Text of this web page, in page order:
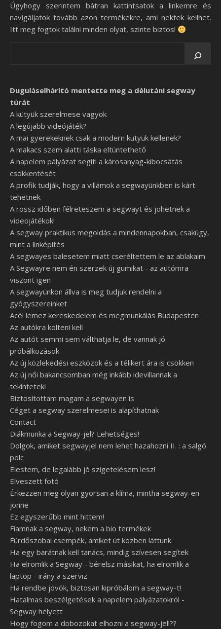
Úgyhogy szerintem bátran kattintsatok a linkemre és
navigáljatok tovább azon termékekre, ami nektek kellhet.
Itt meg fogtok találni minden olyat, szinte biztos!
Duguláselhárító mentette meg a délutáni segway
túrát
A kütyük szerelmese vagyok
A legújabb videójáték?
A mai gyerekeknek csak a modern kütyük kellenek?
A makacs szem alatti táska eltüntethető
A napelem pályázat segíti a károsanyag-kibocsátás
csökkentését
A profik tudják, hogy a villámok a segwayünkben is kárt
tehetnek
A rossz időben félreteszem a segwayt és jöhetnek a
videojátékok!
A segway praktikus megoldás a mindennapokban, csakúgy,
mint a linképítés
A segwayes balesetem miatt cseréltettem le az ablakaim
A Segwayre nem én szerzek új gumikat - az autómra
viszont igen
A segwayünkön állva is meg tudjuk rendelni a
gyógyszereinket
Acél lemez kereskedelem és megmunkálás Budapesten
Az autókra költeni kell
Az autót semmi sem válthatja le, de vannak jó
próbálkozások
Az új közlekedési eszközök és a télikert ára is csökken
Az új női bakancsomban még inkább idevillannak a
tekintetek!
Biztosítottam magam a segwayen is
Céget a segway szerelmesei is alapíthatnak
Contact
Diákmunka a Segway-jel? Lehetséges!
Dolgok, amiket segwayjel nem lehet hazahozni II. : a salgó
polc
Elestem, de legalább jó szigetelésem lesz!
Elveszett fotó
Érkezzen meg olyan gyorsan a klíma, mintha segway-en
jönne
Ez egyszerűbb mint hittem!
Fiamnak a segway, nekem a bio termékek
Fürdőszobai csempék, amiket út közben láttunk
Ha egy barátnak kell tanács, mindig szívesen segítek
Ha elromlik a Segway - bérelsz másikat, ha elromlik a
laptop - irány a szerviz
Ha rendbe jövök, biztosan kipróbálom a segway-t!
Hatalmas beszélgetések a napelem pályázatokról -
Segway helyett
Hogy fogom a dobozokat elhozni a segway-jel!??